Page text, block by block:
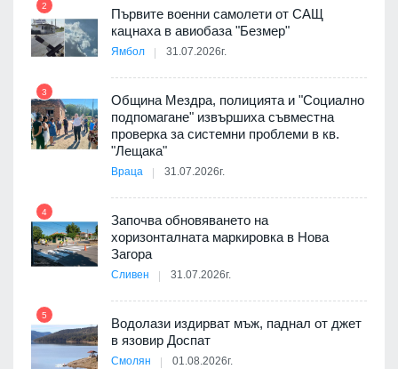
2
Първите военни самолети от САЩ
кацнаха в авиобаза "Безмер"
Ямбол 31.07.2026г.
3
Община Мездра, полицията и "Социално
подпомагане" извършиха съвместна
проверка за системни проблеми в кв.
"Лещака"
Враца 31.07.2026г.
4
Започва обновяването на
хоризонталната маркировка в Нова
Загора
Сливен 31.07.2026г.
5
Водолази издирват мъж, паднал от джет
в язовир Доспат
Смолян 01.08.2026г.